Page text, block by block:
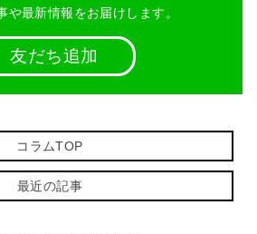
や最新情報をお届けします。
友だち追加
コラムTOP
最近の記事